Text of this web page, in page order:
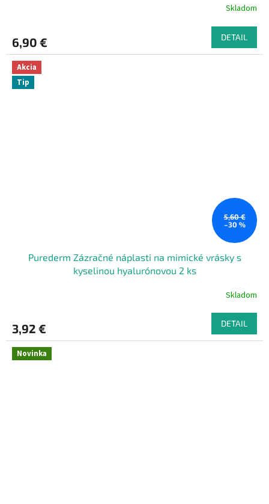
Skladom
6,90 € DETAIL
Akcia
Tip
5,60 €
–30 %
Purederm Zázračné náplasti na mimické vrásky s
kyselinou hyalurónovou 2 ks
Skladom
3,92 € DETAIL
Novinka